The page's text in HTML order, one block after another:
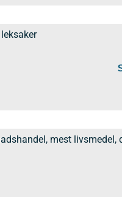
mest livsmedel,